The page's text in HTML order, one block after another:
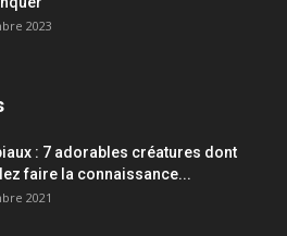
2023
: 7 adorables créatures dont
faire la connaissance...
2021